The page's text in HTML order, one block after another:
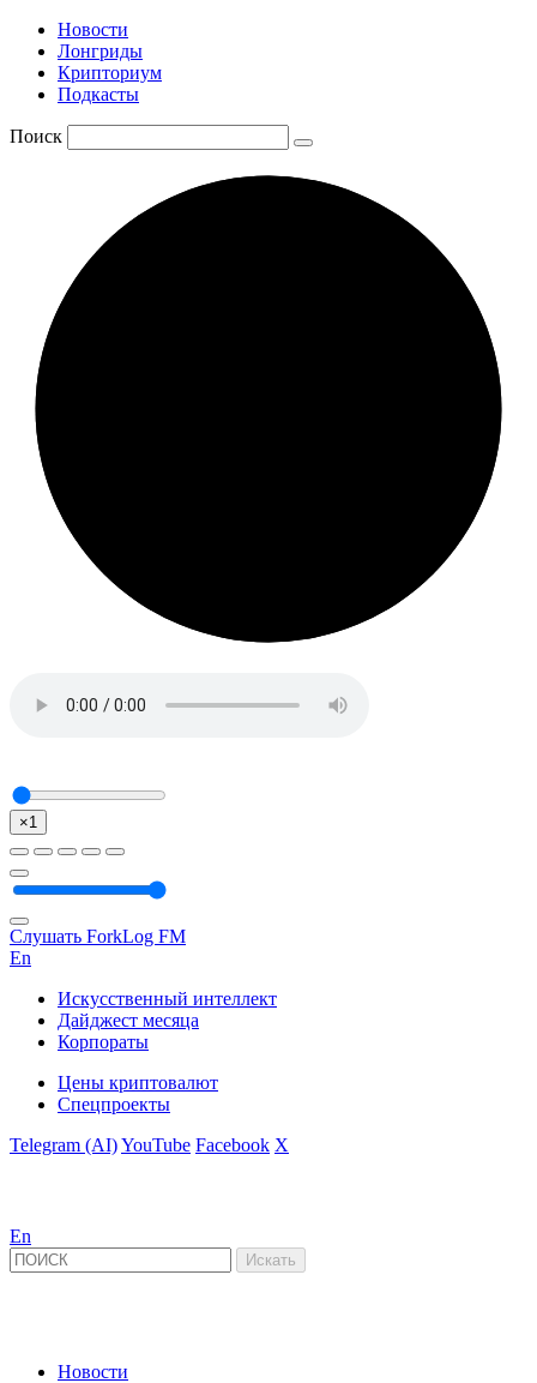
Новости
Лонгриды
Крипториум
Подкасты
Поиск
×1
Слушать ForkLog FM
En
Искусственный интеллект
Дайджест месяца
Корпораты
Цены криптовалют
Спецпроекты
Telegram (AI)YouTube Facebook X
En
Новости